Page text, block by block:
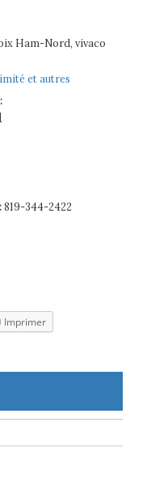
Ham-Nord, vivaco
et autres
819-344-2422
Imprimer